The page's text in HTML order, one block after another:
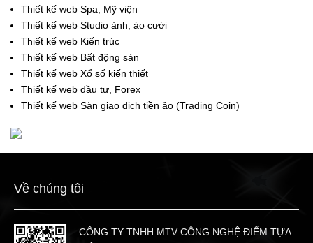
Thiết kế web Spa, Mỹ viện
Thiết kế web Studio ảnh, áo cưới
Thiết kế web Kiến trúc
Thiết kế web Bất động sản
Thiết kế web Xổ số kiến thiết
Thiết kế web đầu tư, Forex
Thiết kế web Sàn giao dịch tiền ảo (Trading Coin)
Về chúng tôi
CÔNG TY TNHH MTV CÔNG NGHỆ ĐIỂM TỰA